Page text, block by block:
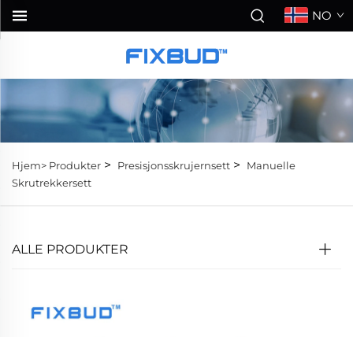
NO
Hjem> Produkter > Presisjonsskrujernsett >
Manuelle
Skrutrekkersett
ALLE PRODUKTER